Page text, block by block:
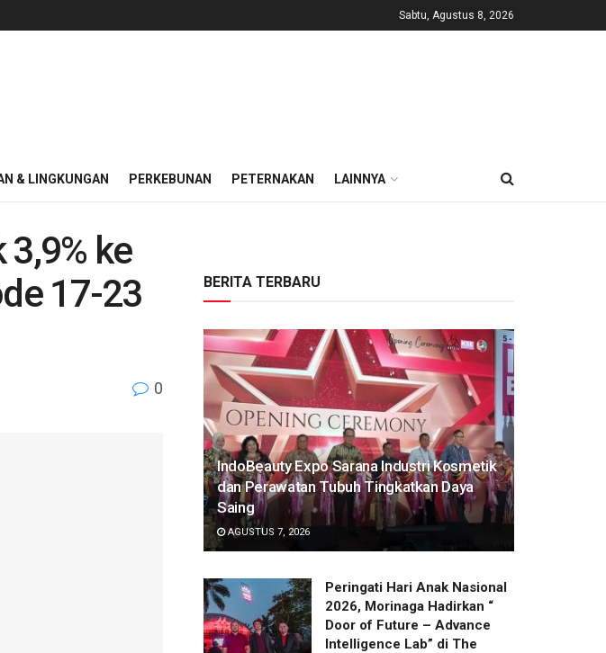
Sabtu, Agustus 8, 2026
& LINGKUNGAN PERKEBUNAN PETERNAKAN LAINNYA
ke
17-23
0
BERITA TERBARU
IndoBeauty Expo Sarana Industri Kosmetik
dan Perawatan Tubuh Tingkatkan Daya
Saing
AGUSTUS 7, 2026
Peringati Hari Anak Nasional
2026, Morinaga Hadirkan “
Door of Future – Advance
Intelligence Lab” di The